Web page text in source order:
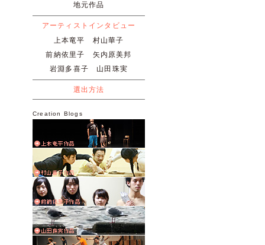
地元作品
アーティストインタビュー
上本竜平
村山華子
前納依里子
矢内原美邦
岩淵多喜子
山田珠実
選出方法
Creation Blogs